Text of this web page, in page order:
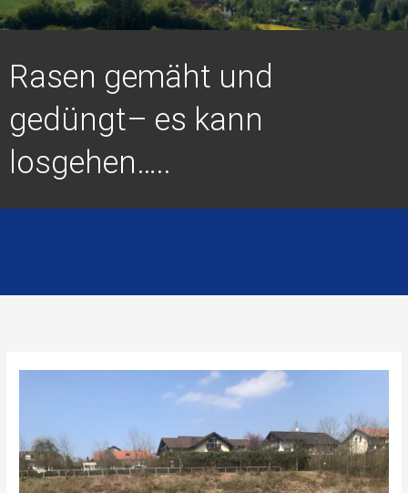
Rasen gemäht und
gedüngt– es kann
losgehen…..